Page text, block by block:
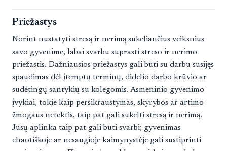
Priežastys
Norint nustatyti stresą ir nerimą sukeliančius veiksnius
savo gyvenime, labai svarbu suprasti streso ir nerimo
priežastis. Dažniausios priežastys gali būti su darbu susijęs
spaudimas dėl įtemptų terminų, didelio darbo krūvio ar
sudėtingų santykių su kolegomis. Asmeninio gyvenimo
įvykiai, tokie kaip persikraustymas, skyrybos ar artimo
žmogaus netektis, taip pat gali sukelti stresą ir nerimą.
Jūsų aplinka taip pat gali būti svarbi; gyvenimas
chaotiškoje ar nesaugioje kaimynystėje gali sustiprinti